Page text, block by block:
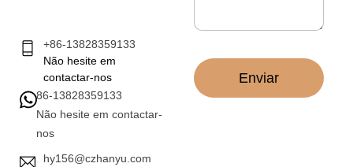
+86-13828359133
Não hesite em
contactar-nos
86-13828359133
Não hesite em contactar-
nos
hy156@czhanyu.com
c
Enviar